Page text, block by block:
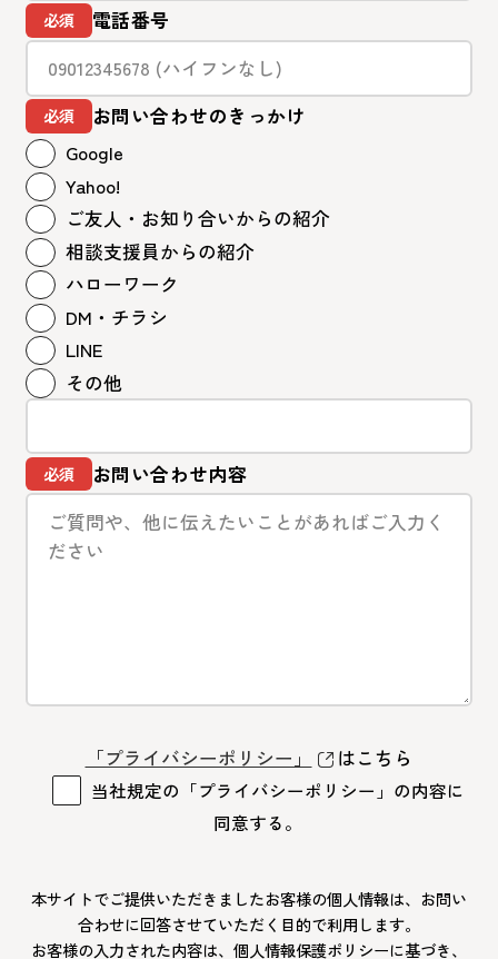
電話番号
お問い合わせのきっかけ
Google
Yahoo!
ご友人・お知り合いからの紹介
相談支援員からの紹介
ハローワーク
DM・チラシ
LINE
その他
お問い合わせ内容
「プライバシーポリシー」 はこちら
当社規定の「プライバシーポリシー」の内容に
同意する。
本サイトでご提供いただきましたお客様の個人情報は、お問い
合わせに回答させていただく目的で利用します。
お客様の入力された内容は、個人情報保護ポリシーに基づき、